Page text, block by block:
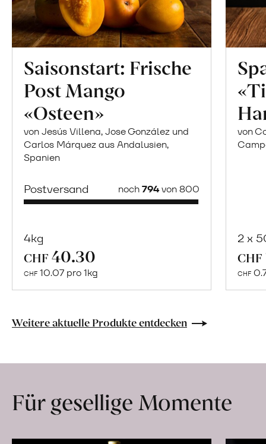
Saisonstart: Frische
Post Mango
«Osteen»
von Jesús Villena, Jose González und
Carlos Márquez aus Andalusien,
Spanien
Postversand noch794von 800
4kg
CHF 40.30
CHF 10.07 pro 1kg
Naturbelassene
Lebensmittel
Hof
erfahren
von
2 x
CHF
CHF
Weitere aktuelle Produkte entdecken
Für gesellige Momente